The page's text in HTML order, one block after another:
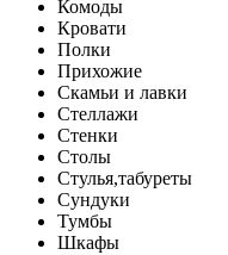
Комоды
Кровати
Полки
Прихожие
Скамьи и лавки
Стеллажи
Стенки
Столы
Стулья,табуреты
Сундуки
Тумбы
Шкафы